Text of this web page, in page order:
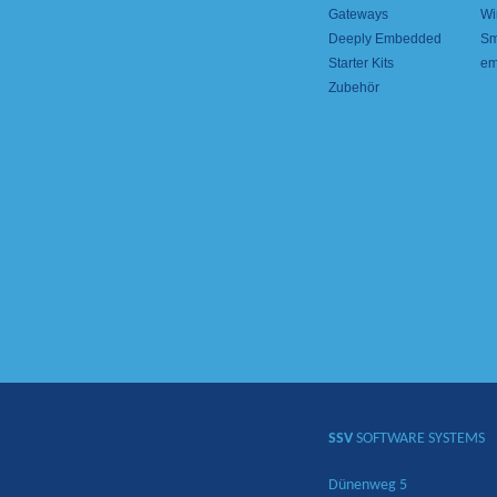
Gateways
Deeply Embedded
Starter Kits
Zubehör
SSV SOFTWARE SYSTEMS
Dünenweg 5